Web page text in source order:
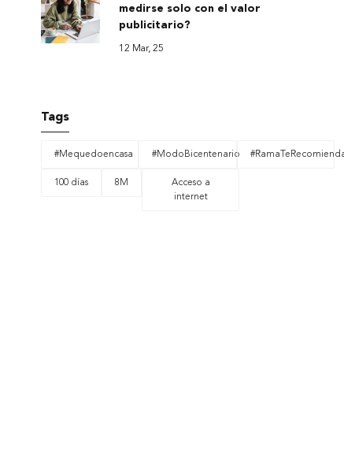
medirse solo con el valor
publicitario?
12 Mar, 25
Tags
#Mequedoencasa #ModoBicentenario
100 días 8M
Acceso a
internet